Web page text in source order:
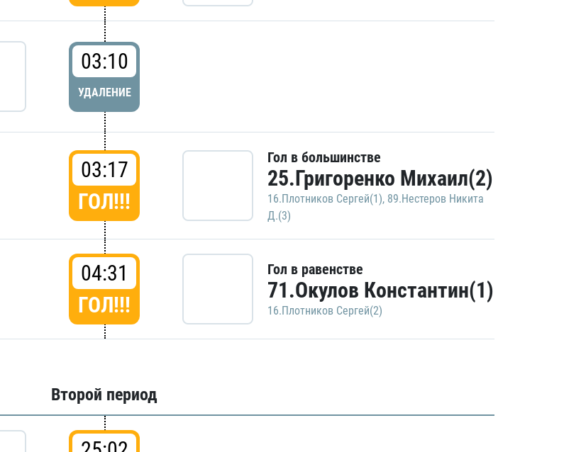
03:10
УДАЛЕНИЕ
03:17
ГОЛ!!!
Гол в большинстве
25.Григоренко Михаил(2)
16.Плотников Сергей(1), 89.Нестеров Никита
Д.(3)
04:31
ГОЛ!!!
Гол в равенстве
71.Окулов Константин(1)
16.Плотников Сергей(2)
Второй период